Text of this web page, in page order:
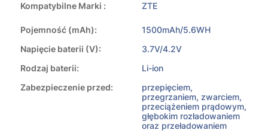
Kompatybilne Marki : ZTE
Pojemność (mAh):
1500mAh/5.6WH
Napięcie baterii (V):
3.7V/4.2V
Rodzaj baterii:
Li-ion
Zabezpieczenie przed:
przepięciem,
przegrzaniem, zwarciem,
przeciążeniem prądowym,
głębokim rozładowaniem
oraz przeładowaniem